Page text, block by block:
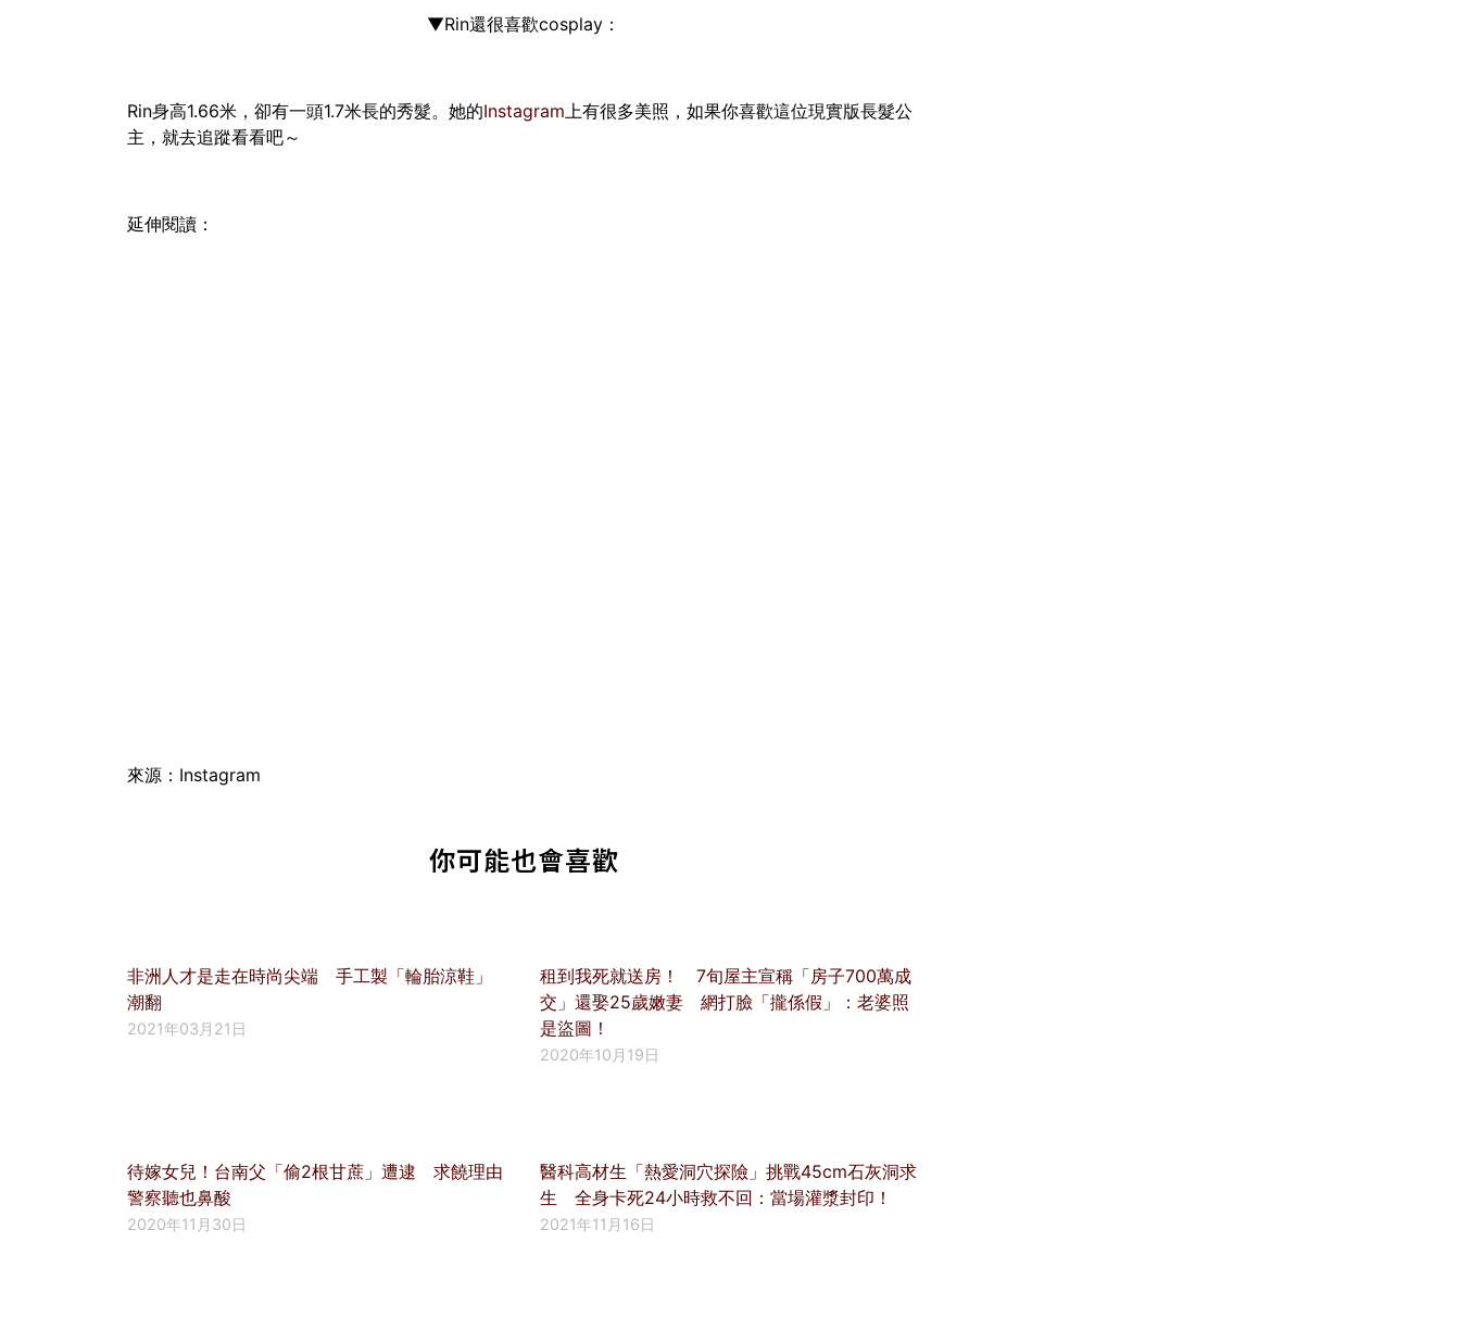
▼Rin還很喜歡cosplay：
Rin身高1.66米，卻有一頭1.7米長的秀髮。她的Instagram 上有很多美照，如果你喜歡這位現實版長髮公
主，就去追蹤看看吧～
延伸閱讀：
來源：Instagram
你可能也會喜歡
非洲人才是走在時尚尖端 手工製「輪胎涼鞋」
潮翻
2021年03月21日
租到我死就送房！ 7旬屋主宣稱「房子700萬成
交」還娶25歲嫩妻 網打臉「攏係假」：老婆照
是盜圖！
2020年10月19日
待嫁女兒！台南父「偷2根甘蔗」遭逮 求饒理由
警察聽也鼻酸
2020年11月30日
醫科高材生「熱愛洞穴探險」挑戰45cm石灰洞求
生 全身卡死24小時救不回：當場灌漿封印！
2021年11月16日